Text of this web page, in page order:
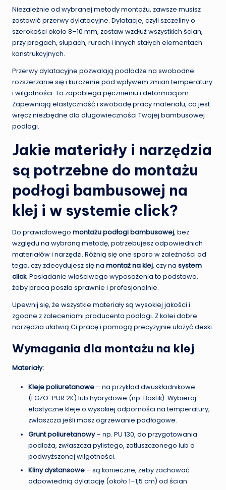
Niezależnie od wybranej metody montażu, zawsze musisz
zostawić przerwy dylatacyjne. Dylatacje, czyli szczeliny o
szerokości około 8–10 mm, zostaw wzdłuż wszystkich ścian,
przy progach, słupach, rurach i innych stałych elementach
konstrukcyjnych.
Przerwy dylatacyjne pozwalają podłodze na swobodne
rozszerzanie się i kurczenie pod wpływem zmian temperatury
i wilgotności. To zapobiega pęcznieniu i deformacjom.
Zapewniają elastyczność i swobodę pracy materiału, co jest
wręcz niezbędne dla długowieczności Twojej bambusowej
podłogi.
Jakie materiały i narzędzia
są potrzebne do montażu
podłogi bambusowej na
klej i w systemie click?
Do prawidłowego montażu podłogi bambusowej, bez
względu na wybraną metodę, potrzebujesz odpowiednich
materiałów i narzędzi. Różnią się one sporo w zależności od
tego, czy zdecydujesz się na montaż na klej, czy na system
click. Posiadanie właściwego wyposażenia to podstawa,
żeby praca poszła sprawnie i profesjonalnie.
Upewnij się, że wszystkie materiały są wysokiej jakości i
zgodne z zaleceniami producenta podłogi. Z kolei dobre
narzędzia ułatwią Ci pracę i pomogą precyzyjnie ułożyć deski.
Wymagania dla montażu na klej
Materiały:
Kleje poliuretanowe – na przykład dwuskładnikowe
(EGZO-PUR 2K) lub hybrydowe (np. Bostik). Wybieraj
elastyczne kleje o wysokiej odporności na temperatury,
zwłaszcza jeśli masz ogrzewanie podłogowe.
Grunt poliuretanowy– np. PU 130, do przygotowania
podłoża, zwłaszcza pylistego, zatłuszczonego lub o
podwyższonej wilgotności.
Kliny dystansowe – są konieczne, żeby zachować
odpowiednią dylatację (około 1–1,5 cm) od ścian.